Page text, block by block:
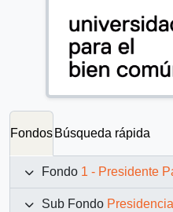
Fondos Búsqueda rápida
Fondo 1 - Presidente Patricio Aylwin
Sub Fondo Presidencia de la República (11